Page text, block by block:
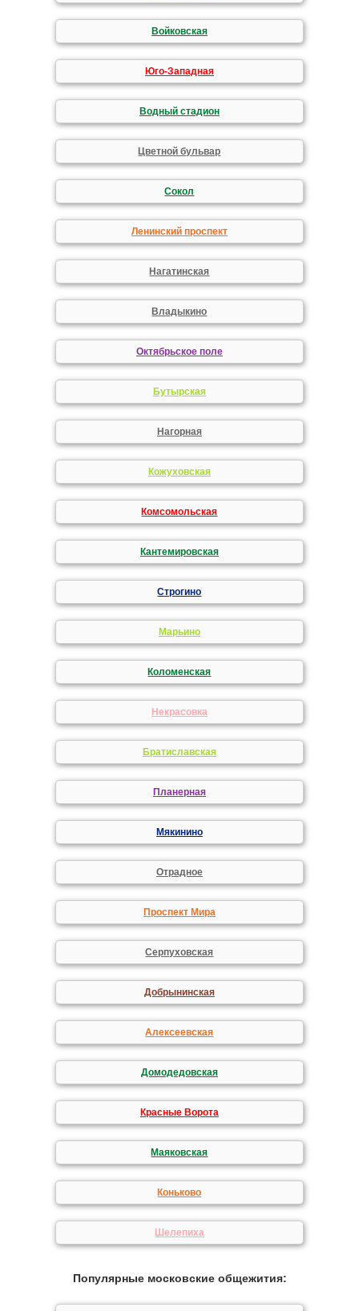
Войковская
Юго-Западная
Водный стадион
Цветной бульвар
Сокол
Ленинский проспект
Нагатинская
Владыкино
Октябрьское поле
Бутырская
Нагорная
Кожуховская
Комсомольская
Кантемировская
Строгино
Марьино
Коломенская
Некрасовка
Братиславская
Планерная
Мякинино
Отрадное
Проспект Мира
Серпуховская
Добрынинская
Алексеевская
Домодедовская
Красные Ворота
Маяковская
Коньково
Шелепиха
Популярные московские общежития: